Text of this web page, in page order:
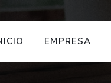
EMPRESA